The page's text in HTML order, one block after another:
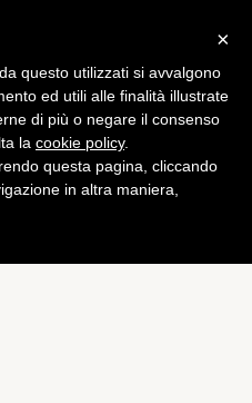
di
delle star
×
questo utilizzati si avvalgono
ed utili alle finalità illustrate
di più o negare il consenso
la cookie policy.
questa pagina, cliccando
in altra maniera,